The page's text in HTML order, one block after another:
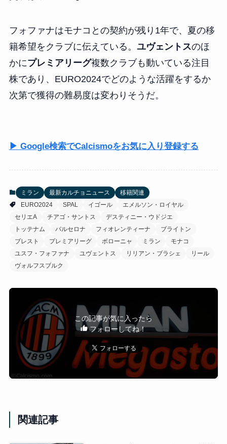
フォファナはモナコとの契約が残り1年で、夏の移
籍希望をクラブに伝えている。 ユヴェントスのほ
かにプレミアリーグ複数クラブも動いている注目
株であり、EURO2024でどのような活躍をするか
次第で獲得の難易度は変わりそうだ。
▶ Google検索でCalcismoをお気に入り登録する
ミラン 最新カルチョニュース
移籍関連
EURO2024
SPAL イゴール
エメルソン・ロイヤル
セリエA
チアゴ・サントス
デスティニー・ウドジエ
トッテナム
バルセロナ フィオレンティーナ
ブライトン
ブレスト
プレミアリーグ ボローニャ ミラン
モナコ
ユスフ・フォファナ
ユヴェントス リリアン・ブラシェ
リール
ヴォルフスブルク
この記事が気に入ったら
フォローしてね！
関連記事